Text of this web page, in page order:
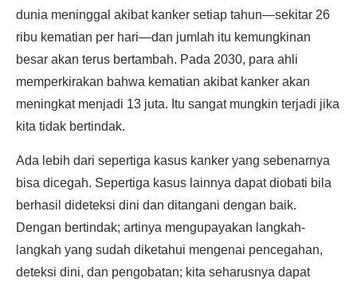
dunia meninggal akibat kanker setiap tahun—sekitar 26
ribu kematian per hari—dan jumlah itu kemungkinan
besar akan terus bertambah. Pada 2030, para ahli
memperkirakan bahwa kematian akibat kanker akan
meningkat menjadi 13 juta. Itu sangat mungkin terjadi jika
kita tidak bertindak.
Ada lebih dari sepertiga kasus kanker yang sebenarnya
bisa dicegah. Sepertiga kasus lainnya dapat diobati bila
berhasil dideteksi dini dan ditangani dengan baik.
Dengan bertindak; artinya mengupayakan langkah-
langkah yang sudah diketahui mengenai pencegahan,
deteksi dini, dan pengobatan; kita seharusnya dapat